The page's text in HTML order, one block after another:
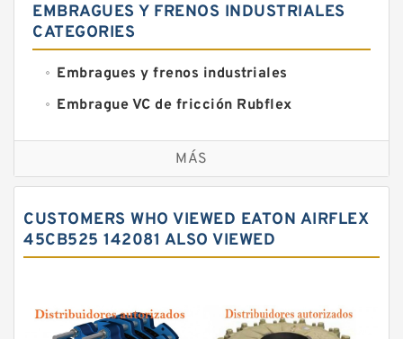
EMBRAGUES Y FRENOS INDUSTRIALES
CATEGORIES
Embragues y frenos industriales
Embrague VC de fricción Rubflex
Embragues y frenos VC
MÁS
CUSTOMERS WHO VIEWED EATON AIRFLEX
45CB525 142081 ALSO VIEWED